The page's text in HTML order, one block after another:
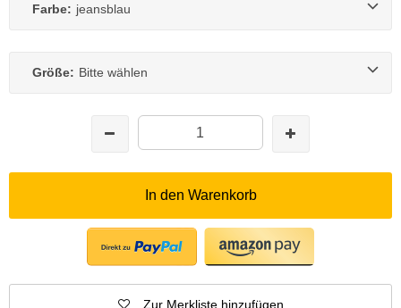
Farbe: jeansblau
Größe: Bitte wählen
In den Warenkorb
Zur Merkliste hinzufügen